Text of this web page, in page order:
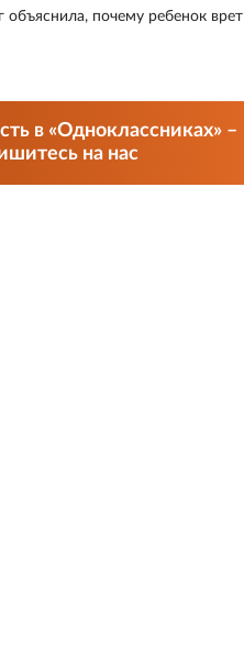
объяснила, почему ребенок врет
в «Одноклассниках» –
на нас